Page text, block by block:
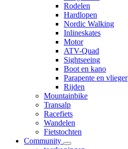
Rodelen
Hardlopen
Nordic Walking
Inlineskates
Motor
ATV-Quad
Sightseeing
Boot en kano
Parapente en vlieger
Rijden
Mountainbike
Transalp
Racefiets
Wandelen
Fietstochten
Community